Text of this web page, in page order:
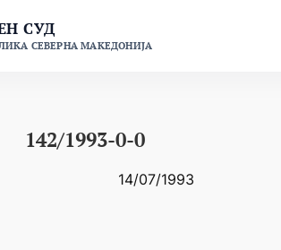
СУД
СЕВЕРНА МАКЕДОНИЈА
142/1993-0-0
14/07/1993